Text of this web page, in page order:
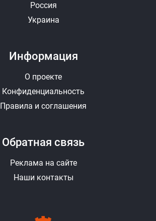
Россия
Украина
Информация
О проекте
Конфиденциальность
Правила и соглашения
Обратная связь
Реклама на сайте
Наши контакты